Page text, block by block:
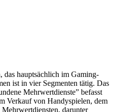
das hauptsächlich im Gaming-
ist in vier Segmenten tätig. Das
Mehrwertdienste” befasst
Verkauf von Handyspielen, dem
darunter